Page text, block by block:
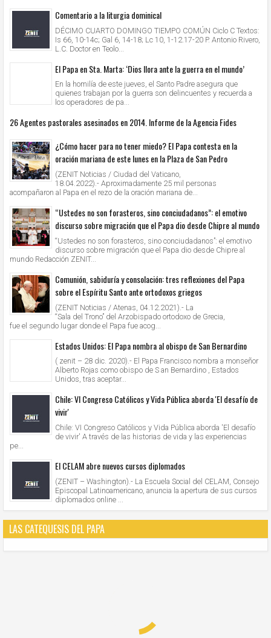
Comentario a la liturgia dominical
DÉCIMO CUARTO DOMINGO TIEMPO COMÚN Ciclo C Textos:
Is 66, 10-14c; Gal 6, 14-18; Lc 10, 1-12.17-20 P. Antonio Rivero,
L.C. Doctor en Teolo...
El Papa en Sta. Marta: ‘Dios llora ante la guerra en el mundo’
En la homilía de este jueves, el Santo Padre asegura que
quienes trabajan por la guerra son delincuentes y recuerda a
los operadores de pa...
26 Agentes pastorales asesinados en 2014. Informe de la Agencia Fides
¿Cómo hacer para no tener miedo? El Papa contesta en la
oración mariana de este lunes en la Plaza de San Pedro
(ZENIT Noticias / Ciudad del Vaticano,
18.04.2022).- Aproximadamente 25 mil personas
acompañaron al Papa en el rezo de la oración mariana de...
“Ustedes no son forasteros, sino conciudadanos”: el emotivo
discurso sobre migración que el Papa dio desde Chipre al mundo
“Ustedes no son forasteros, sino conciudadanos”: el emotivo
discurso sobre migración que el Papa dio desde Chipre al
mundo Redacción ZENIT...
Comunión, sabiduría y consolación: tres reflexiones del Papa
sobre el Espíritu Santo ante ortodoxos griegos
(ZENIT Noticias / Atenas, 04.12.2021).- La
“Sala del Trono” del Arzobispado ortodoxo de Grecia,
fue el segundo lugar donde el Papa fue acog...
Estados Unidos: El Papa nombra al obispo de San Bernardino
( zenit – 28 dic. 2020).- El Papa Francisco nombra a monseñor
Alberto Rojas como obispo de S an Bernardino , Estados
Unidos, tras aceptar...
Chile: VI Congreso Católicos y Vida Pública aborda 'El desafío de
vivir'
Chile: VI Congreso Católicos y Vida Pública aborda 'El desafío
de vivir' A través de las historias de vida y las experiencias
pe...
El CELAM abre nuevos cursos diplomados
(ZENIT – Washington).- La Escuela Social del CELAM, Consejo
Episcopal Latinoamericano, anuncia la apertura de sus cursos
diplomados online ...
LAS CATEQUESIS DEL PAPA